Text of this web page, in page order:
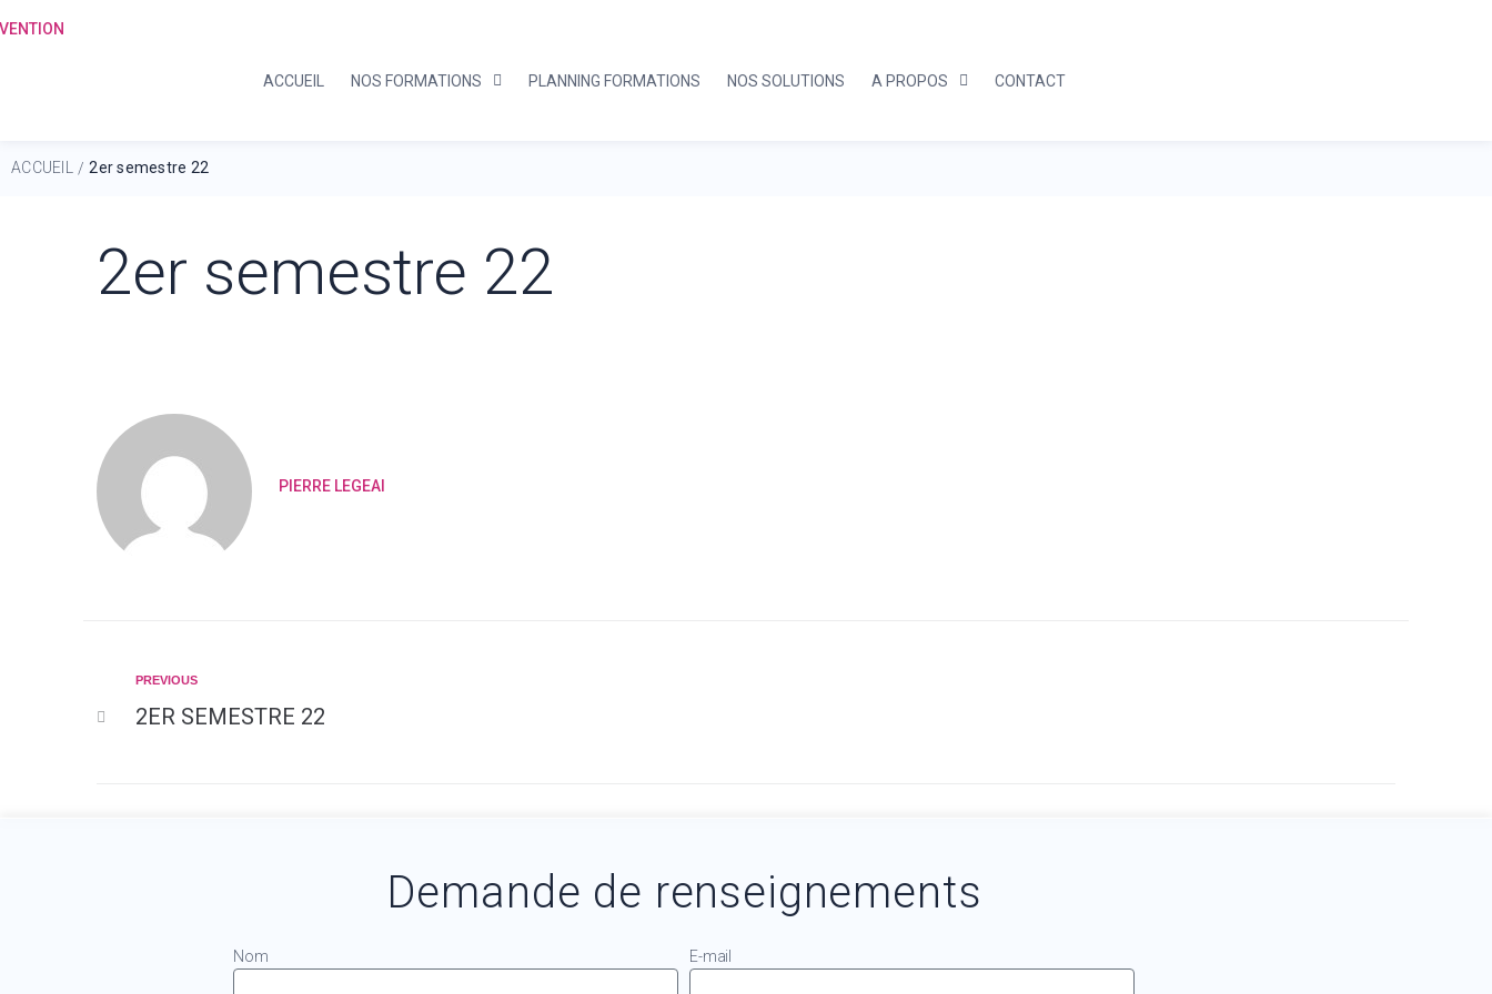
ACCUEIL NOS FORMATIONS PLANNING FORMATIONS NOS SOLUTIONS A PROPOS CONTACT
ACCUEIL / 2er semestre 22
2er semestre 22
PIERRE LEGEAI
PREVIOUS
2ER SEMESTRE 22
Demande de renseignements
Nom E-mail